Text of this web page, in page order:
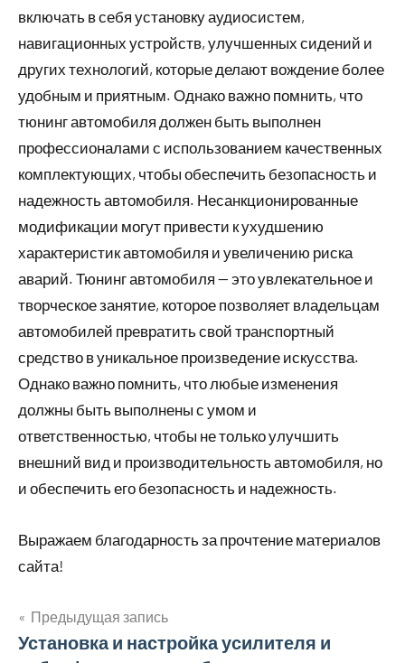
включать в себя установку аудиосистем,
навигационных устройств, улучшенных сидений и
других технологий, которые делают вождение более
удобным и приятным. Однако важно помнить, что
тюнинг автомобиля должен быть выполнен
профессионалами с использованием качественных
комплектующих, чтобы обеспечить безопасность и
надежность автомобиля. Несанкционированные
модификации могут привести к ухудшению
характеристик автомобиля и увеличению риска
аварий. Тюнинг автомобиля — это увлекательное и
творческое занятие, которое позволяет владельцам
автомобилей превратить свой транспортный
средство в уникальное произведение искусства.
Однако важно помнить, что любые изменения
должны быть выполнены с умом и
ответственностью, чтобы не только улучшить
внешний вид и производительность автомобиля, но
и обеспечить его безопасность и надежность.
Выражаем благодарность за прочтение материалов
сайта!
Навигация
Предыдущая запись
Установка и настройка усилителя и